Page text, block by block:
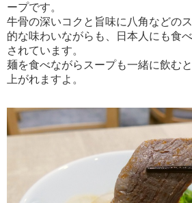
ープです。
牛骨の深いコクと旨味に八角などの
的な味わいながらも、日本人にも食
されています。
麺を食べながらスープも一緒に飲む
上がれますよ。